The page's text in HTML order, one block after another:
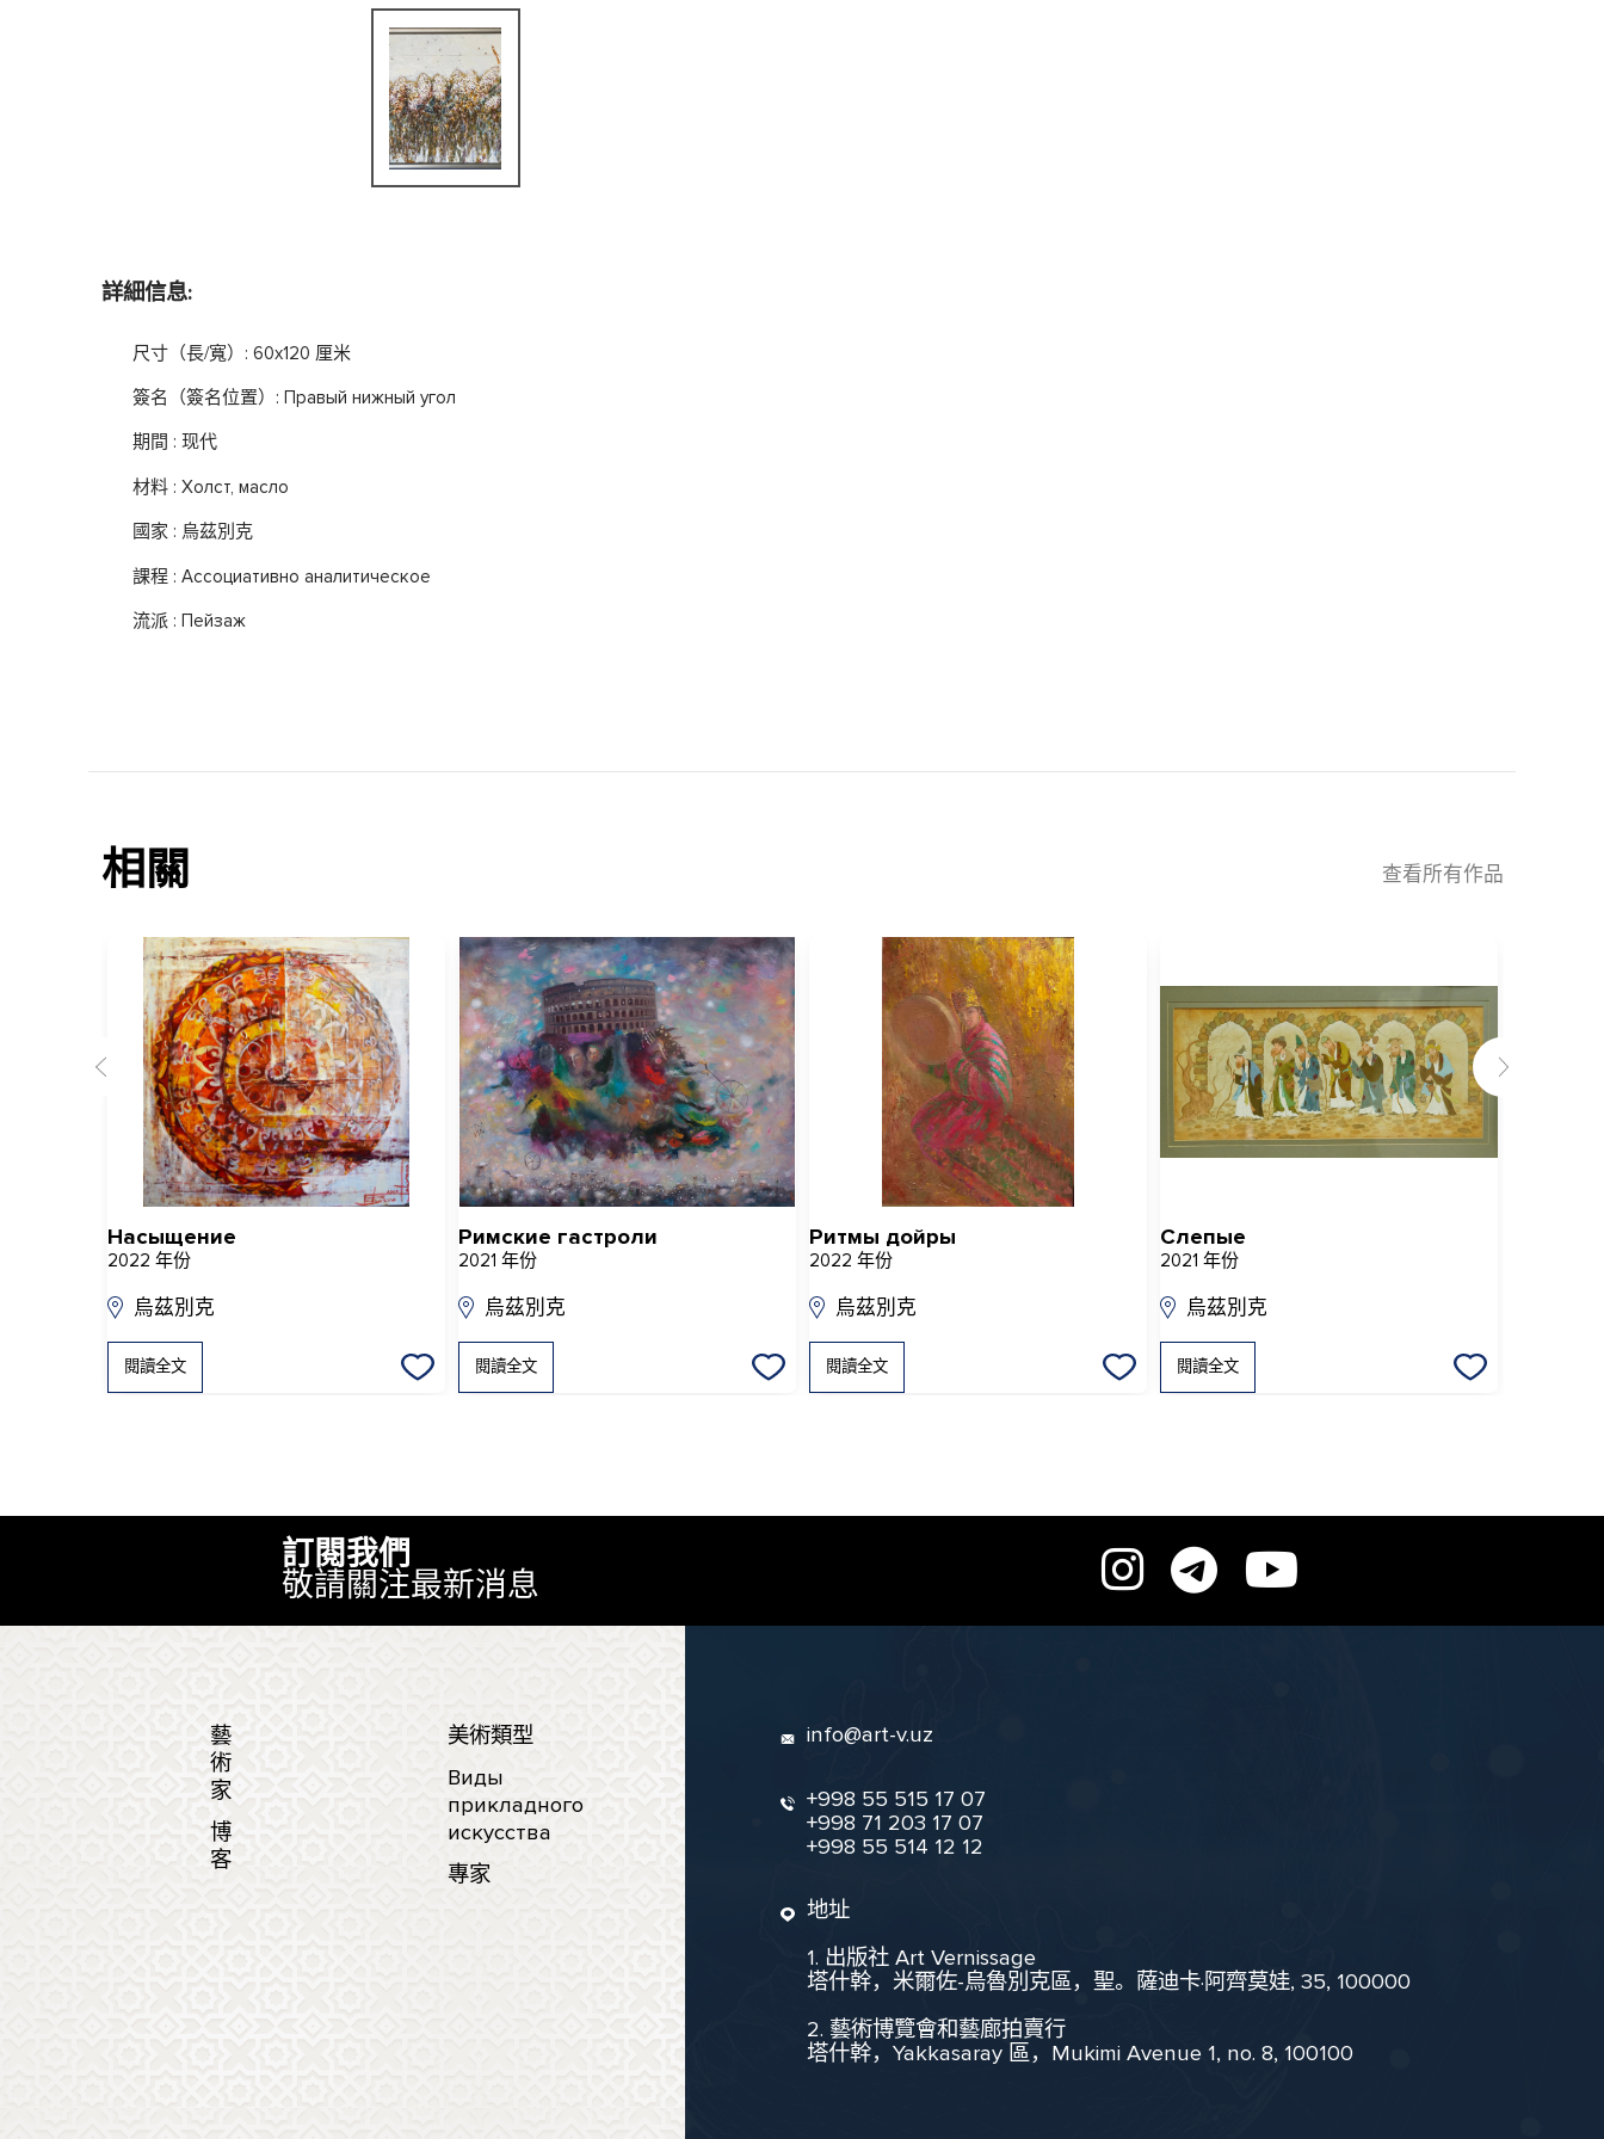
詳細信息:
尺寸（長/寬）: 60x120 厘米
簽名（簽名位置）: Правый нижный угол
期間 : 现代
材料 : Холст, масло
國家 : 烏茲別克
課程 : Ассоциативно аналитическое
流派 : Пейзаж
相關 查看所有作品
Насыщение
2022 年份
烏茲別克
閱讀全文
Римские гастроли
2021 年份
烏茲別克
閱讀全文
Ритмы дойры
2022 年份
烏茲別克
閱讀全文
Слепые
2021 年份
烏茲別克
閱讀全文
訂閱我們
敬請關注最新消息
藝
術
家
博
客
美術類型
Виды
прикладного
искусства
專家
info@art-v.uz
+998 55 515 17 07
+998 71 203 17 07
+998 55 514 12 12
地址
1. 出版社 Art Vernissage
塔什幹，米爾佐-烏魯別克區，聖。薩迪卡·阿齊莫娃, 35, 100000
2. 藝術博覽會和藝廊拍賣行
塔什幹，Yakkasaray 區，Mukimi Avenue 1, no. 8, 100100